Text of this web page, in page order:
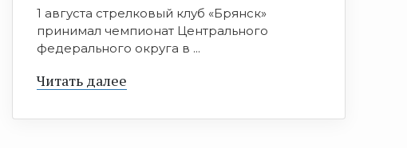
1 августа стрелковый клуб «Брянск»
принимал чемпионат Центрального
федерального округа в ...
Читать далее